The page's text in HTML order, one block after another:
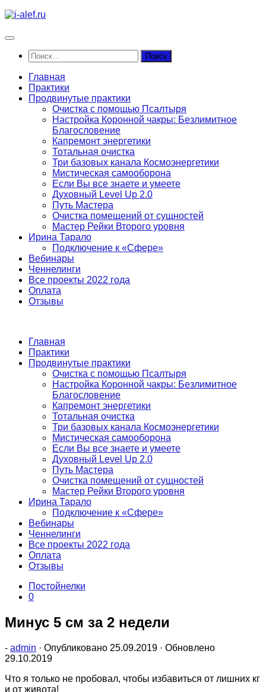
Перейти
содержимому
Найти:
Главная
Практики
Продвинутые практики
Очистка с помощью Псалтыря
Настройка Коронной чакры: Безлимитное
Благословение
Капремонт энергетики
Тотальная очистка
Три базовых канала Космоэнергетики
Мистическая самооборона
Если Вы все знаете и умеете
Духовный Level Up 2.0
Путь Мастера
Очистка помещений от сущностей
Мастер Рейки Второго уровня
Ирина Тарало
Подключение к «Сфере»
Вебинары
Ченнелинги
Все проекты 2022 года
Оплата
Отзывы
Главная
Практики
Продвинутые практики
Очистка с помощью Псалтыря
Настройка Коронной чакры: Безлимитное
Благословение
Капремонт энергетики
Тотальная очистка
Три базовых канала Космоэнергетики
Мистическая самооборона
Если Вы все знаете и умеете
Духовный Level Up 2.0
Путь Мастера
Очистка помещений от сущностей
Мастер Рейки Второго уровня
Ирина Тарало
Подключение к «Сфере»
Вебинары
Ченнелинги
Все проекты 2022 года
Оплата
Отзывы
Постойнелки
0
Минус 5 см за 2 недели
- admin · Опубликовано 25.09.2019 · Обновлено
29.10.2019
Что я только не пробовал, чтобы избaвиться от лишних кг
и от живота!